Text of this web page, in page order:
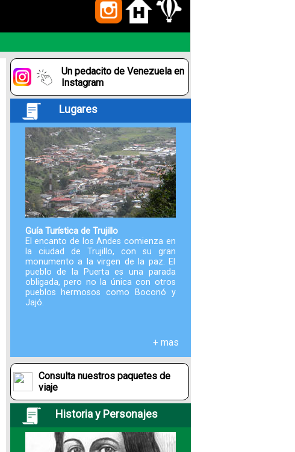
Un pedacito de Venezuela en
Instagram
Lugares
Guía Turística de Trujillo
El encanto de los Andes comienza en
la ciudad de Trujillo, con su gran
monumento a la virgen de la paz. El
pueblo de la Puerta es una parada
obligada, pero no la única con otros
pueblos hermosos como Boconó y
Jajó.
+ mas
Consulta nuestros paquetes de
viaje
Historia y Personajes